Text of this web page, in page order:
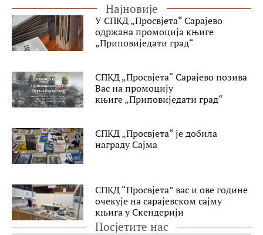
Најновије
У СПКД „Просвјета“ Сарајево
одржана промоција књиге
„Приповиједати град“
СПКД „Просвјета“ Сарајево позива
Вас на промоцију
књиге „Приповиједати град“
СПКД „Просвјета“ је добила
награду Сајма
СПКД “Просвјета” вас и ове године
очекује на сарајевском сајму
књига у Скендерији
Посјетите нас